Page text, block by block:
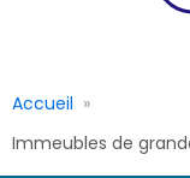
Accueil
Immeubles de